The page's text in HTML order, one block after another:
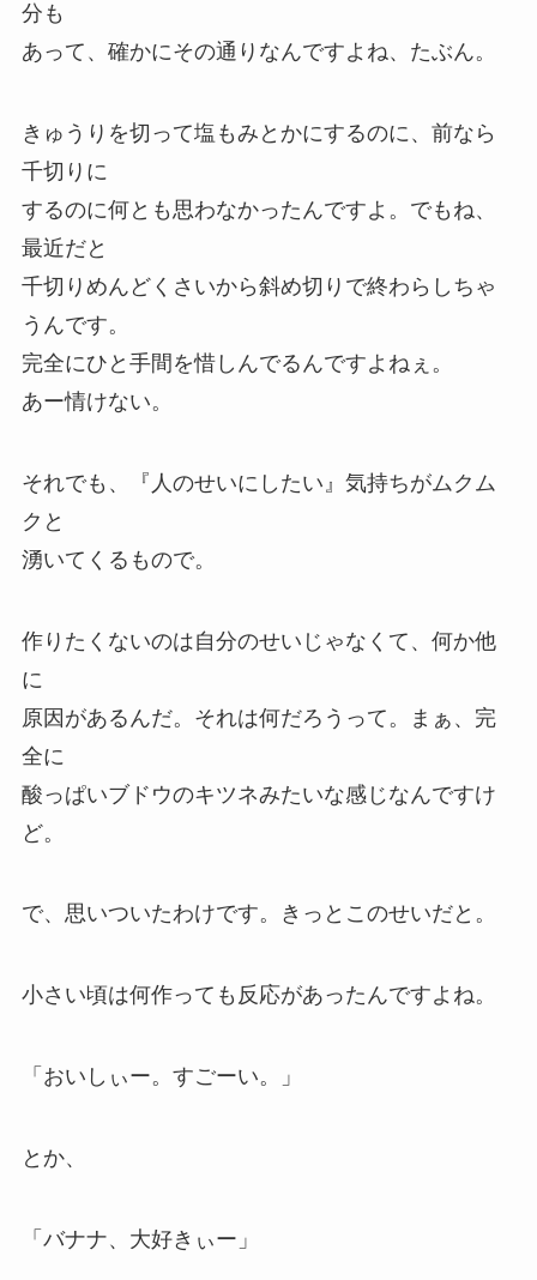
分も
あって、確かにその通りなんですよね、たぶん。
きゅうりを切って塩もみとかにするのに、前なら
千切りに
するのに何とも思わなかったんですよ。でもね、
最近だと
千切りめんどくさいから斜め切りで終わらしちゃ
うんです。
完全にひと手間を惜しんでるんですよねぇ。
あー情けない。
それでも、『人のせいにしたい』気持ちがムクム
クと
湧いてくるもので。
作りたくないのは自分のせいじゃなくて、何か他
に
原因があるんだ。それは何だろうって。まぁ、完
全に
酸っぱいブドウのキツネみたいな感じなんですけ
ど。
で、思いついたわけです。きっとこのせいだと。
小さい頃は何作っても反応があったんですよね。
「 おいしぃー。すごーい。」
とか、
「バナナ、 大好きぃー 」